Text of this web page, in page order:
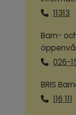
11313
Barn-
026-
BRIS
116 111